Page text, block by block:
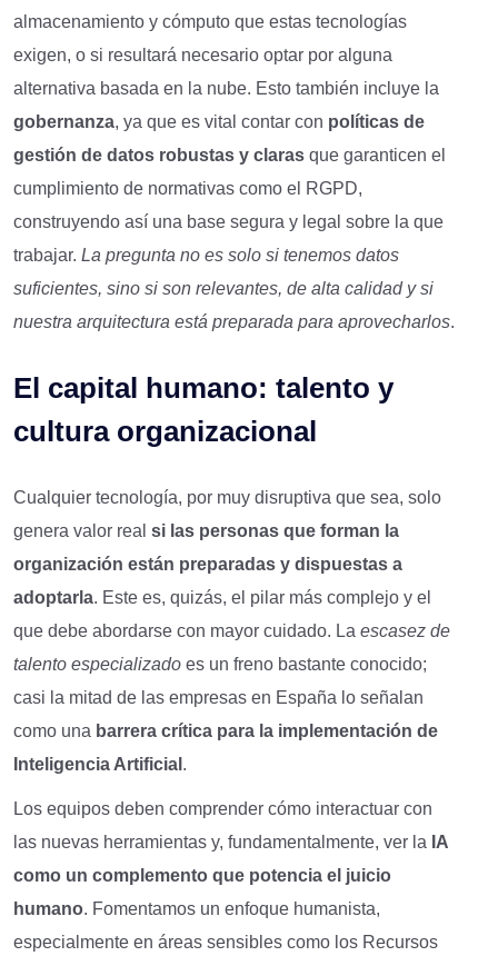
almacenamiento y cómputo que estas tecnologías
exigen, o si resultará necesario optar por alguna
alternativa basada en la nube. Esto también incluye la
gobernanza, ya que es vital contar con políticas de
gestión de datos robustas y claras que garanticen el
cumplimiento de normativas como el RGPD,
construyendo así una base segura y legal sobre la que
trabajar. La pregunta no es solo si tenemos datos
suficientes, sino si son relevantes, de alta calidad y si
nuestra arquitectura está preparada para aprovecharlos.
El capital humano: talento y
cultura organizacional
Cualquier tecnología, por muy disruptiva que sea, solo
genera valor real si las personas que forman la
organización están preparadas y dispuestas a
adoptarla. Este es, quizás, el pilar más complejo y el
que debe abordarse con mayor cuidado. La escasez de
talento especializado es un freno bastante conocido;
casi la mitad de las empresas en España lo señalan
como una barrera crítica para la implementación de
Inteligencia Artificial .
Los equipos deben comprender cómo interactuar con
las nuevas herramientas y, fundamentalmente, ver la IA
como un complemento que potencia el juicio
humano. Fomentamos un enfoque humanista,
especialmente en áreas sensibles como los Recursos